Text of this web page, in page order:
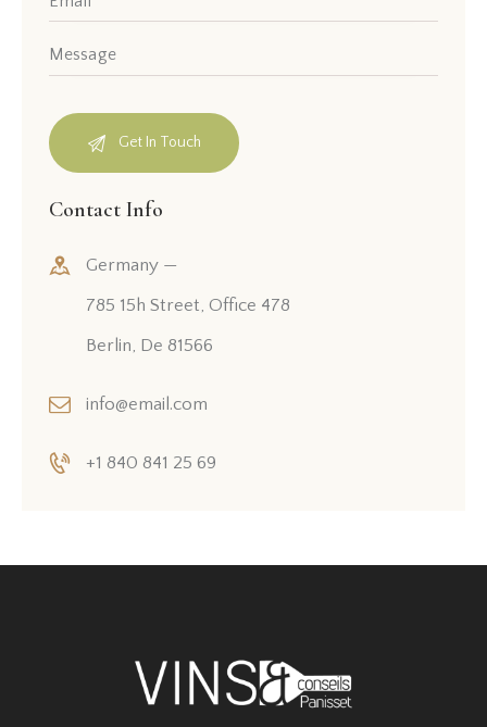
Contact Info
Germany —
785 15h Street, Office 478
Berlin, De 81566
info@email.com
+1 840 841 25 69